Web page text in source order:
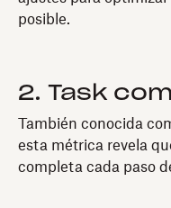
posible.
2. Task
También conocida
esta métrica revela
completa cada paso